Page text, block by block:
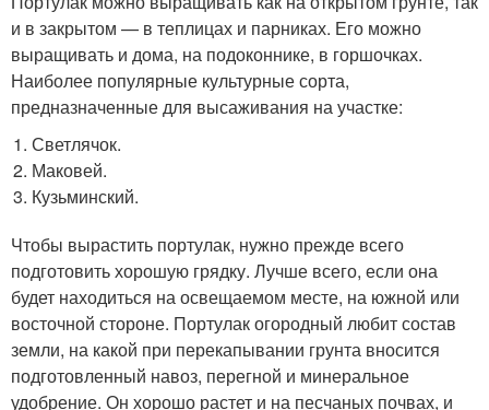
и в закрытом — в теплицах и парниках. Его можно
выращивать и дома, на подоконнике, в горшочках.
Наиболее популярные культурные сорта,
предназначенные для высаживания на участке:
Светлячок.
Маковей.
Кузьминский.
Чтобы вырастить портулак, нужно прежде всего
подготовить хорошую грядку. Лучше всего, если она
будет находиться на освещаемом месте, на южной или
восточной стороне. Портулак огородный любит состав
земли, на какой при перекапывании грунта вносится
подготовленный навоз, перегной и минеральное
удобрение. Он хорошо растет и на песчаных почвах, и